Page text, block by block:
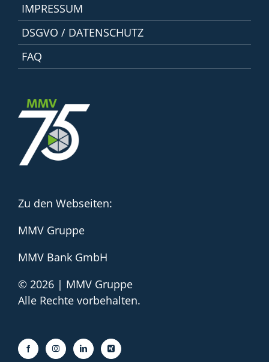
IMPRESSUM
DSGVO / DATENSCHUTZ
FAQ
Zu den Webseiten:
MMV Gruppe
MMV Bank GmbH
© 2026 | MMV Gruppe
Alle Rechte vorbehalten.